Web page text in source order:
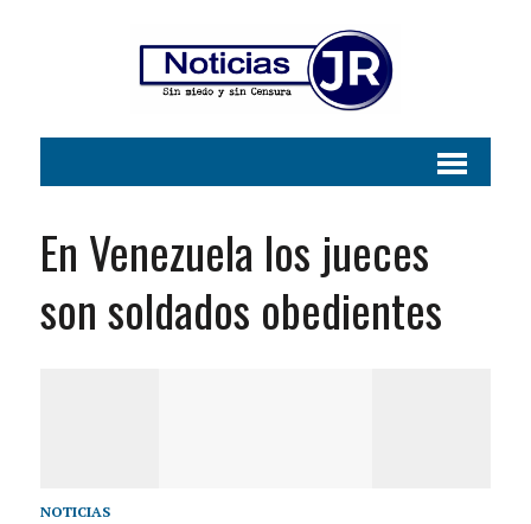
En Venezuela los jueces
son soldados obedientes
NOTICIAS